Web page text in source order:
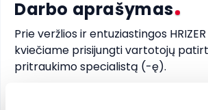
Darbo aprašymas
Prie veržlios ir entuziastingos
kviečiame prisijungti vartotojų
pritraukimo specialistą (-ę).